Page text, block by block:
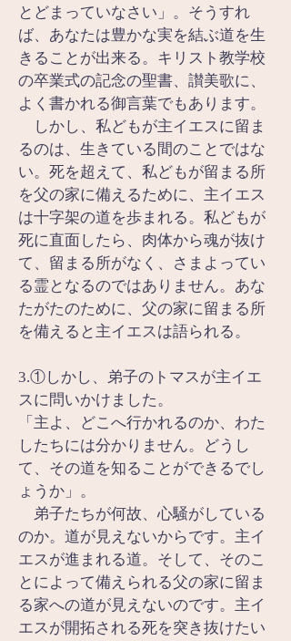
とどまっていなさい」。そうすれ
ば、あなたは豊かな実を結ぶ道を生
きることが出来る。キリスト教学校
の卒業式の記念の聖書、讃美歌に、
よく書かれる御言葉でもあります。
しかし、私どもが主イエスに留ま
るのは、生きている間のことではな
い。死を超えて、私どもが留まる所
を父の家に備えるために、主イエス
は十字架の道を歩まれる。私どもが
死に直面したら、肉体から魂が抜け
て、留まる所がなく、さまよってい
る霊となるのではありません。あな
たがたのために、父の家に留まる所
を備えると主イエスは語られる。
3.①しかし、弟子のトマスが主イエ
スに問いかけました。
「主よ、どこへ行かれるのか、わた
したちには分かりません。どうし
て、その道を知ることができるでし
ょうか」。
弟子たちが何故、心騒がしている
のか。道が見えないからです。主イ
エスが進まれる道。そして、そのこ
とによって備えられる父の家に留ま
る家への道が見えないのです。主イ
エスが開拓される死を突き抜けたい